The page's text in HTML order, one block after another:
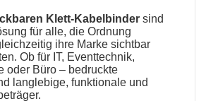
Klett-Kabelbinder sind
für alle, die Ordnung
ihre Marke sichtbar
Ob für IT, Eventtechnik,
oder Büro – bedruckte
langlebige, funktionale und